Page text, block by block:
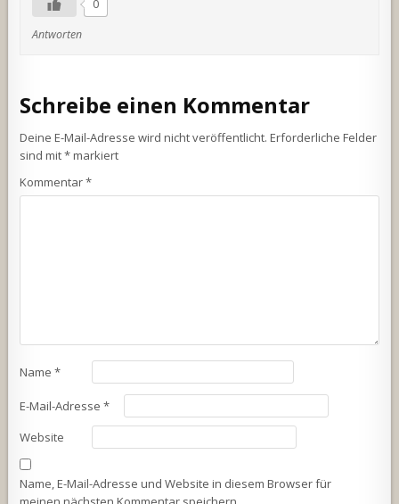
0
Antworten
Schreibe einen Kommentar
Deine E-Mail-Adresse wird nicht veröffentlicht. Erforderliche Felder
sind mit*markiert
Kommentar*
Name*
E-Mail-Adresse*
Website
Name, E-Mail-Adresse und Website in diesem Browser für